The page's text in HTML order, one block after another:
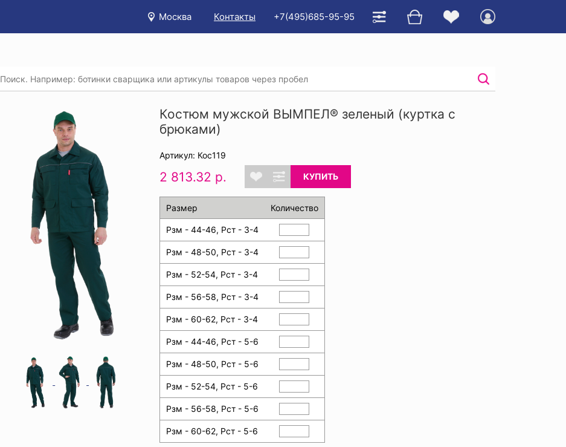
Москва Контакты +7(495)685-95-95
Костюм мужской ВЫМПЕЛ® зеленый (куртка с брюками)
Костюм мужской ВЫМПЕЛ® зеленый (куртка с
брюками)
Артикул: Кос119
2 813.32 р. КУПИТЬ
Размер Количество
Рзм - 44-46, Рст - 3-4
Рзм - 48-50, Рст - 3-4
Рзм - 52-54, Рст - 3-4
Рзм - 56-58, Рст - 3-4
Рзм - 60-62, Рст - 3-4
Рзм - 44-46, Рст - 5-6
Рзм - 48-50, Рст - 5-6
Рзм - 52-54, Рст - 5-6
Рзм - 56-58, Рст - 5-6
Рзм - 60-62, Рст - 5-6